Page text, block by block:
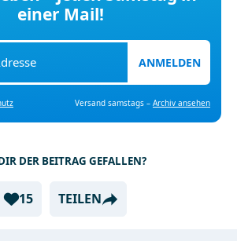
einer Mail!
ANMELDEN
Versand samstags – Archiv ansehen
DER BEITRAG GEFALLEN?
15 TEILEN